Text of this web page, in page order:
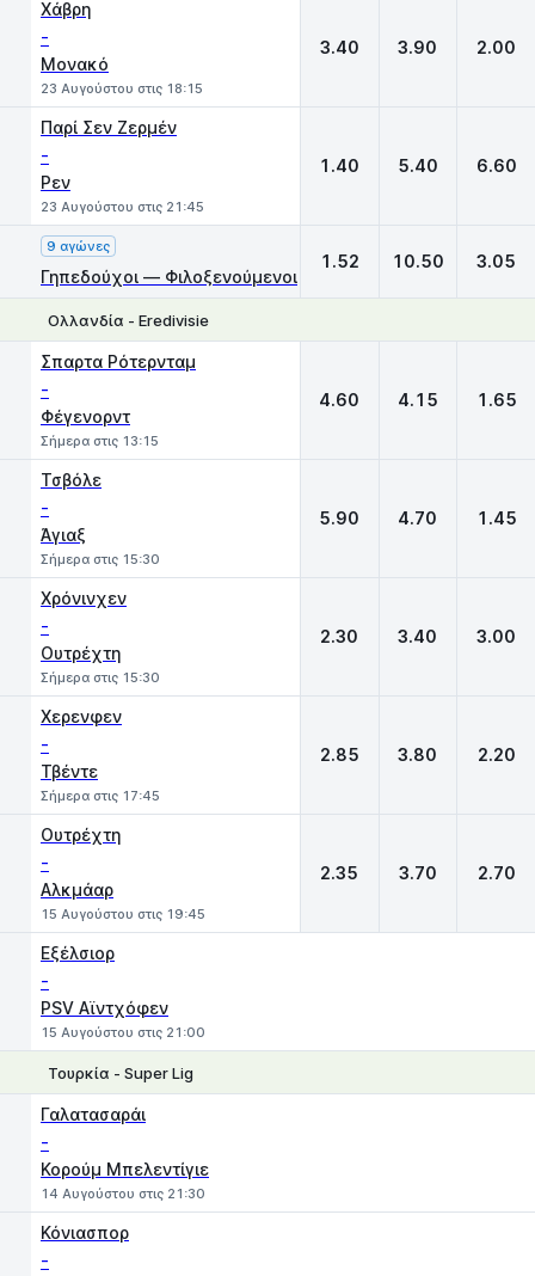
Χάβρη
-
Μονακό
23 Αυγούστου στις 18:15
3.40 3.90 2.00
Παρί Σεν Ζερμέν
-
Ρεν
23 Αυγούστου στις 21:45
1.40 5.40 6.60
9 αγώνες
Γηπεδούχοι — Φιλοξενούμενοι
1.52 10.50 3.05
Ολλανδία - Eredivisie
Σπαρτα Ρότερνταμ
-
Φέγενορντ
Σήμερα στις 13:15
4.60 4.15 1.65
Τσβόλε
-
Άγιαξ
Σήμερα στις 15:30
5.90 4.70 1.45
Χρόνινχεν
-
Ουτρέχτη
Σήμερα στις 15:30
2.30 3.40 3.00
Χερενφεν
-
Τβέντε
Σήμερα στις 17:45
2.85 3.80 2.20
Ουτρέχτη
-
Αλκμάαρ
15 Αυγούστου στις 19:45
2.35 3.70 2.70
Εξέλσιορ
-
PSV Αϊντχόφεν
15 Αυγούστου στις 21:00
Τουρκία - Super Lig
Γαλατασαράι
-
Κορούμ Μπελεντίγιε
14 Αυγούστου στις 21:30
Κόνιασπορ
-